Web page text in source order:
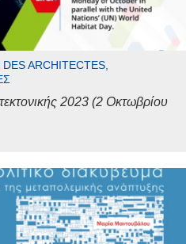
ARCHITECTES,
2023 (2 Οκτωβρίου